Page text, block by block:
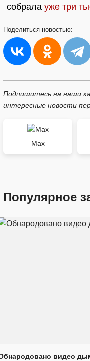
собрала уже три
Поделиться новостью:
Подпишитесь на наши
интересные новости
Max
Популярное
видео